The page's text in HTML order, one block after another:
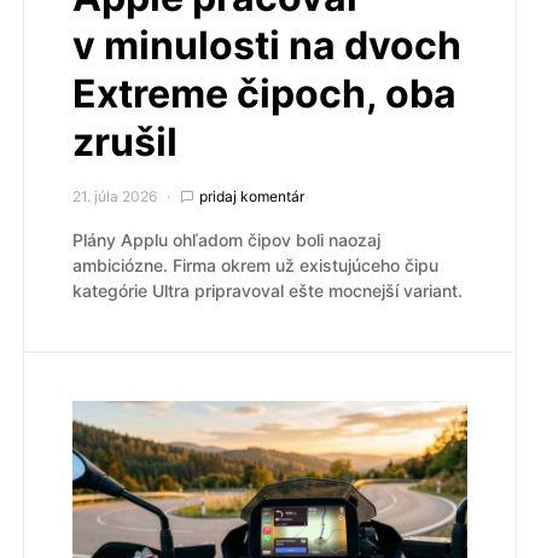
v minulosti na dvoch
Extreme čipoch, oba
zrušil
21. júla 2026 pridaj komentár
Plány Applu ohľadom čipov boli naozaj
ambiciózne. Firma okrem už existujúceho čipu
kategórie Ultra pripravoval ešte mocnejší variant.